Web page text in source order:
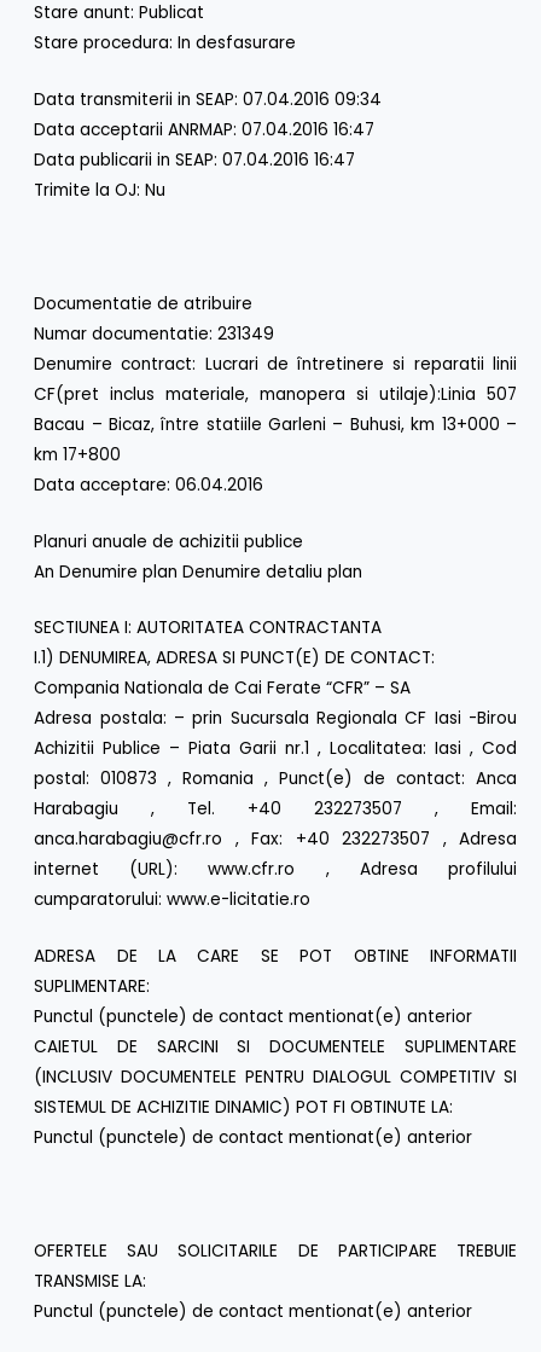
Stare anunt: Publicat
Stare procedura: In desfasurare
Data transmiterii in SEAP: 07.04.2016 09:34
Data acceptarii ANRMAP: 07.04.2016 16:47
Data publicarii in SEAP: 07.04.2016 16:47
Trimite la OJ: Nu
Documentatie de atribuire
Numar documentatie: 231349
Denumire contract: Lucrari de întretinere si reparatii linii
CF(pret inclus materiale, manopera si utilaje):Linia 507
Bacau – Bicaz, între statiile Garleni – Buhusi, km 13+000 –
km 17+800
Data acceptare: 06.04.2016
Planuri anuale de achizitii publice
An Denumire plan Denumire detaliu plan
SECTIUNEA I: AUTORITATEA CONTRACTANTA
I.1) DENUMIREA, ADRESA SI PUNCT(E) DE CONTACT:
Compania Nationala de Cai Ferate “CFR” – SA
Adresa postala: – prin Sucursala Regionala CF Iasi -Birou
Achizitii Publice – Piata Garii nr.1 , Localitatea: Iasi , Cod
postal: 010873 , Romania , Punct(e) de contact: Anca
Harabagiu , Tel. +40 232273507 , Email:
anca.harabagiu@cfr.ro , Fax: +40 232273507 , Adresa
internet (URL): www.cfr.ro , Adresa profilului
cumparatorului: www.e-licitatie.ro
ADRESA DE LA CARE SE POT OBTINE INFORMATII
SUPLIMENTARE:
Punctul (punctele) de contact mentionat(e) anterior
CAIETUL DE SARCINI SI DOCUMENTELE SUPLIMENTARE
(INCLUSIV DOCUMENTELE PENTRU DIALOGUL COMPETITIV SI
SISTEMUL DE ACHIZITIE DINAMIC) POT FI OBTINUTE LA:
Punctul (punctele) de contact mentionat(e) anterior
OFERTELE SAU SOLICITARILE DE PARTICIPARE TREBUIE
TRANSMISE LA:
Punctul (punctele) de contact mentionat(e) anterior